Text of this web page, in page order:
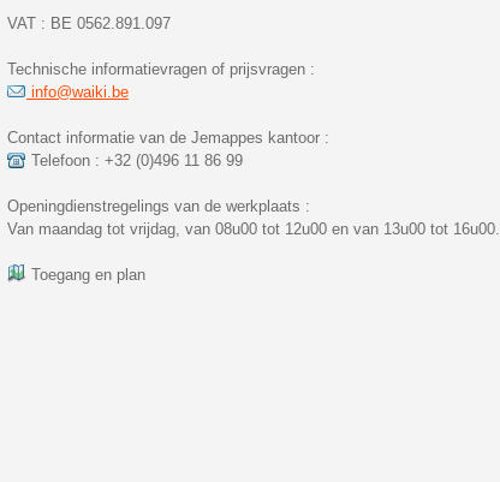
VAT : BE 0562.891.097
Technische informatievragen of prijsvragen :
info@waiki.be
Contact informatie van de Jemappes kantoor :
Telefoon : +32 (0)496 11 86 99
Openingdienstregelings van de werkplaats :
Van maandag tot vrijdag, van 08u00 tot 12u00 en van 13u00 tot 16u00.
Toegang en plan